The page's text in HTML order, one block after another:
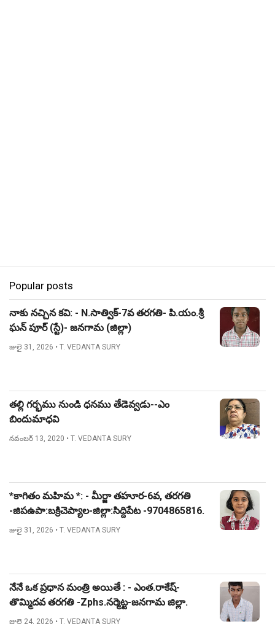
Popular posts
నాకు నచ్చిన కవి: - N.సాత్విక్-7వ తరగతి- పి.యం.శ్రీ
ఘన్ పూర్ (స్టే)- జనగామ (జిల్లా)
జులై 31, 2026 • T. VEDANTA SURY
తల్లి గర్భము నుండి ధనము తేడెవ్వడు--ఎం
బిందుమాధవి
నవంబర్ 13, 2020 • T. VEDANTA SURY
*కాగితం మహిమ *: - మీర్జా తహూర-6వ, తరగతి
-జిపఉపా:బక్రిచెప్యాల-జిల్లా:సిద్దిపేట -9704865816.
జులై 31, 2026 • T. VEDANTA SURY
నేనే ఒక ప్రధాన మంత్రి అయితే : - ఎంత.రాకేష్-
తొమ్మిదవ తరగతి -Zphs.నర్మెట్ట-జనగామ జిల్లా.
జులై 24, 2026 • T. VEDANTA SURY